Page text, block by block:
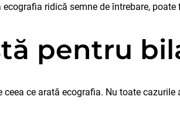
ridică semne de întrebare,
pentru
ce arată ecografia. Nu toate